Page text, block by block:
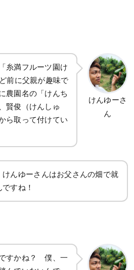
糸満フルーツ園け
前に父親が趣味で
農園名の「けんち
賢俊（けんしゅ
ら取って付けてい
けんゆーさ
ん
けんゆーさんはお父さんの畑で就
すね！
すかね？ 僕、一